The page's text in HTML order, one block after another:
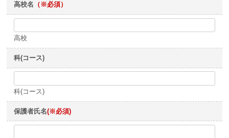
高校名 （※必須）
高校
科(コース)
科(コース)
保護者氏名(※必須)